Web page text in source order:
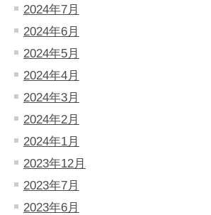
2024年7月
2024年6月
2024年5月
2024年4月
2024年3月
2024年2月
2024年1月
2023年12月
2023年7月
2023年6月